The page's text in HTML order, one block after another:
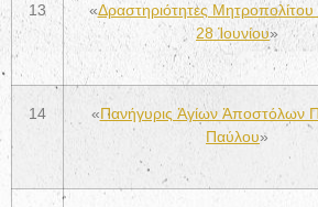
13 «Δραστηριότητες Μητροπολίτου
28 Ἰουνίου»
14 «Πανήγυρις Ἁγίων Ἁποστόλων
Παύλου»